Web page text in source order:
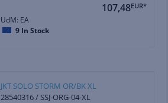
107,48EUR*
UdM: EA
9 In Stock
JKT SOLO STORM OR/BK XL
28540316 / SSJ-ORG-04-XL